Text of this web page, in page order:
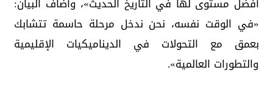
أفضل مستوى لها في التاريخ الحديث»، وأضاف البيان:
«في الوقت نفسه، نحن ندخل مرحلة حاسمة تتشابك
بعمق مع التحولات في الديناميكيات الإقليمية
والتطورات العالمية».